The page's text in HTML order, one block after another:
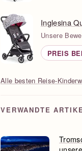
Inglesina
Unsere
PREIS
Alle besten Reise-
VERWANDTE